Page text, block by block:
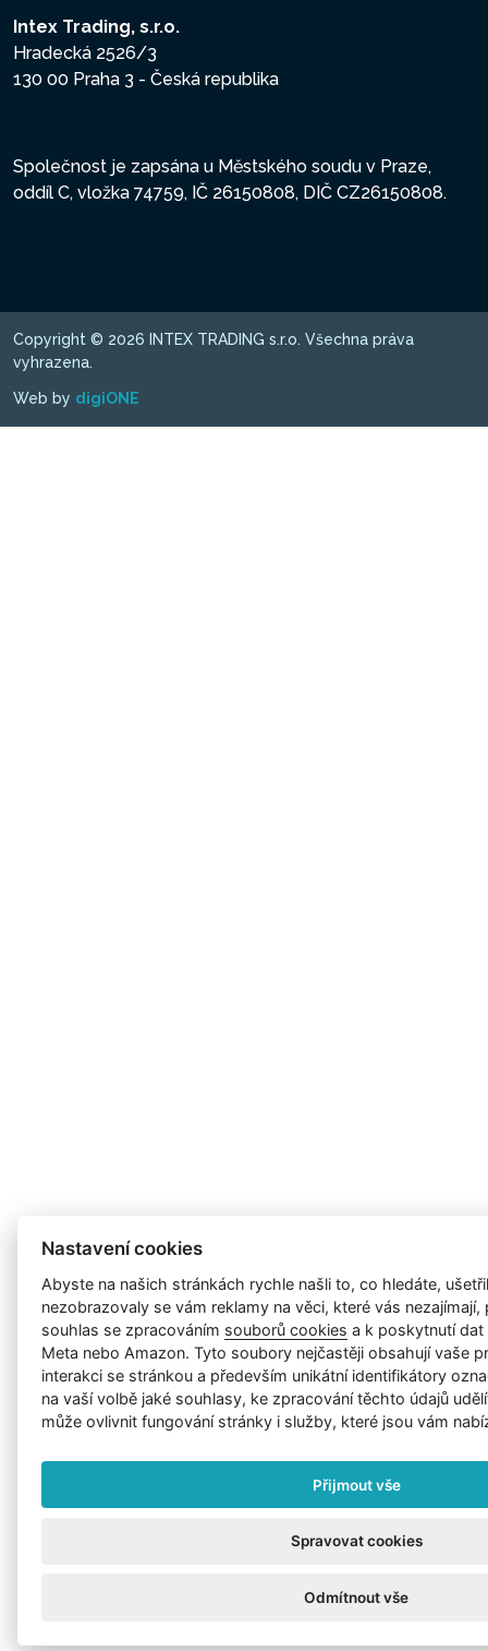
Intex Trading, s.r.o.
Hradecká 2526/3
130 00 Praha 3 - Česká republika
Společnost je zapsána u Městského soudu v Praze,
oddíl C, vložka 74759, IČ 26150808, DIČ CZ26150808.
Copyright © 2026 INTEX TRADING s.r.o. Všechna práva
vyhrazena.
Web by digiONE
Nastavení cookies
Abyste na našich stránkách rychle našli to, co hledáte,
nezobrazovaly se vám reklamy na věci, které vás
souhlas se zpracováním souborů cookies a k poskytnutí
Meta nebo Amazon. Tyto soubory nejčastěji obsahují vaše
interakci se stránkou a především unikátní identifikátory
na vaší volbě jaké souhlasy, ke zpracování těchto údajů
může ovlivnit fungování stránky i služby, které jsou vám
Přijmout vše
Spravovat cookies
Odmítnout vše